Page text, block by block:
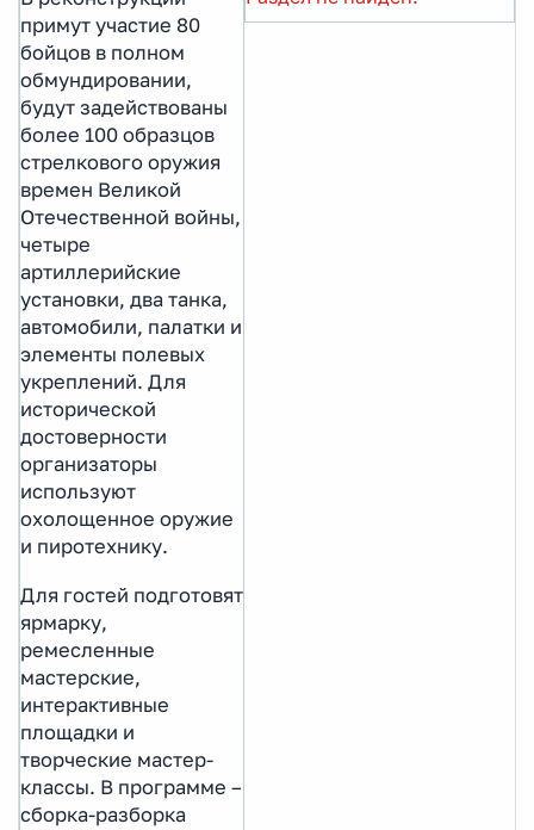
примут участие 80
бойцов в полном
обмундировании,
будут задействованы
более 100 образцов
стрелкового оружия
времен Великой
Отечественной войны,
четыре
артиллерийские
установки, два танка,
автомобили, палатки и
элементы полевых
укреплений. Для
исторической
достоверности
организаторы
используют
охолощенное оружие
и пиротехнику.
Для гостей подготовят
ярмарку,
ремесленные
мастерские,
интерактивные
площадки и
творческие мастер-
классы. В программе –
сборка-разборка